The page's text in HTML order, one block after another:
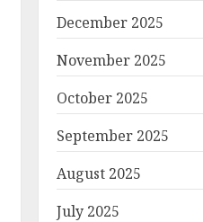
December 2025
November 2025
October 2025
September 2025
August 2025
July 2025